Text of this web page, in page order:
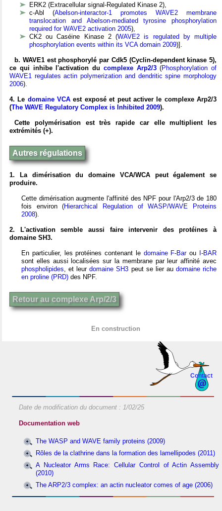
ERK2 (Extracellular signal-Regulated Kinase 2),
c-Abl (Abelson-interactor-1 promotes WAVE2 membrane
translocation and Abelson-mediated tyrosine phosphorylation
required for WAVE2 activation 2005),
CK2 ou Caséine Kinase 2 (WAVE2 is regulated by multiple
phosphorylation events within its VCA domain 2009)].
b. WAVE1 est phosphorylé par Cdk5 (Cyclin-dependent kinase 5),
ce qui inhibe l'activation du complexe Arp2/3(Phosphorylation of
WAVE1 regulates actin polymerization and dendritic spine morphology
2006).
4. Le domaine VCA est exposé et peut activer le complexe Arp2/3
(The WAVE Regulatory Complex is Inhibited 2009).
Cette polymérisation est très rapide car elle multiplient les
extrémités (+).
Autres régulations
1. La dimérisation du domaine VCA/WCA peut également se
produire.
Cette dimérisation augmente l'affinité des NPF pour l'Arp2/3 de 180
fois environ (Hierarchical Regulation of WASP/WAVE Proteins
2008).
2. L'activation semble aussi faire intervenir des protéines à
domaine SH3.
En particulier, les protéines contenant le domaine F-Barou
I-BAR
sont elles aussi localisées sur la membrane par leur affinité avec
phospholipides , et leurdomaine SH3 peut se lier au domaine riche
en proline (PRD) des NPF.
Retour au complexe Arp/2/3
En construction
Contact
Date de modification du document : 1/02/25
Documentation web
The WASP and WAVE family proteins (2009)
Rôles de la clathrine dans la formation des lamellipodes (2011)
A Nucleator Arms Race: Cellular Control of Actin Assembly
(2010)
The ARP2/3 complex: an actin nucleator comes of age (2006)